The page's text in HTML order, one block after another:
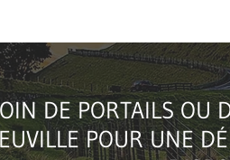
DE PORTAILS OU
POUR UNE